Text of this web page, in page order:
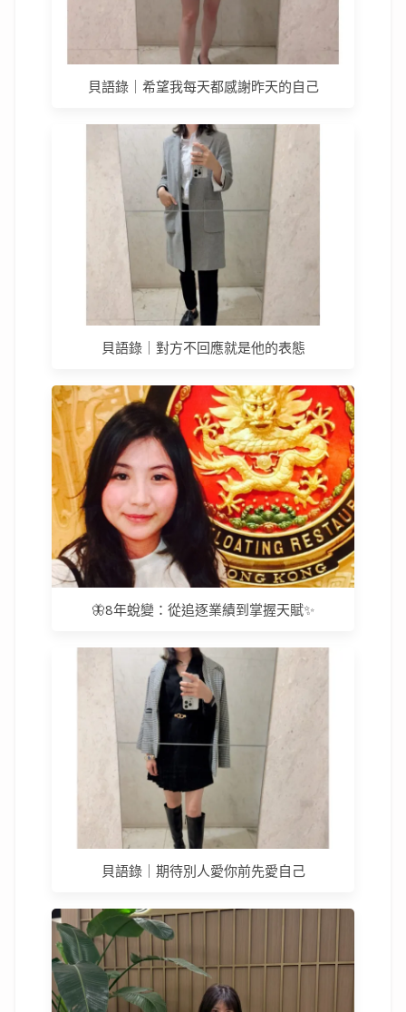
貝語錄｜希望我每天都感謝昨天的自己
貝語錄｜對方不回應就是他的表態
🦋8年蛻變：從追逐業績到掌握天賦✨
貝語錄｜期待別人愛你前先愛自己